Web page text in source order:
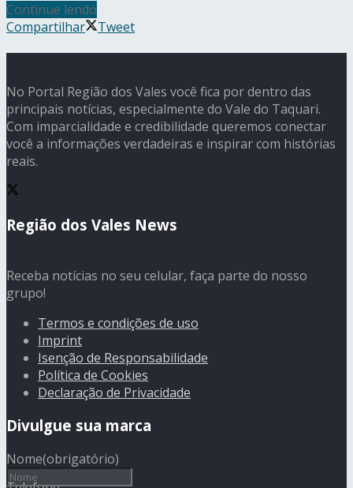
Continue lendo
Compartilhar
Tweet
No Portal Região dos Vales você fica por dentro das
principais notícias, especialmente do Vale do Taquari.
Com imparcialidade e credibilidade queremos conectar
você a informações verdadeiras e inspirar com histórias
reais.
Região dos Vales News
Receba notícias no seu celular, faça parte do nosso
grupo!
Termos e condições de uso
Imprint
Isenção de Responsabilidade
Política de Cookies
Declaração de Privacidade
Divulgue sua marca
Nome(obrigatório)